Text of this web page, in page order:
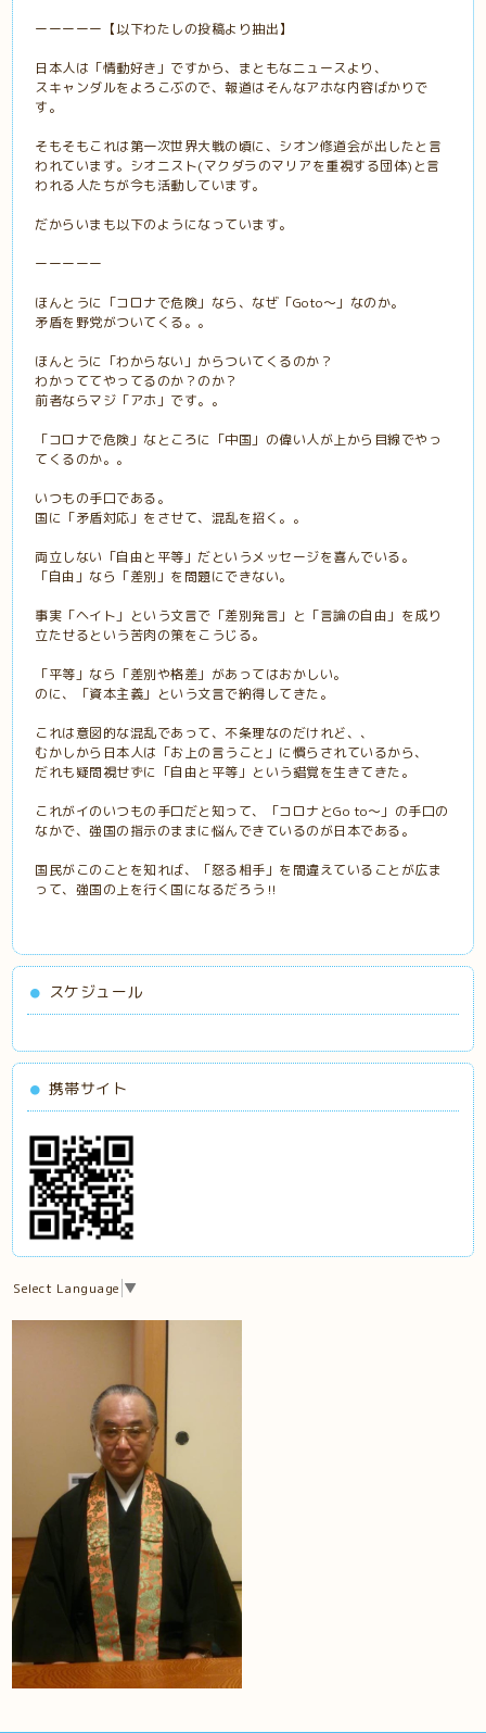
ーーーーー【以下わたしの投稿より抽出】
日本人は「情動好き」ですから、まともなニュースより、
スキャンダルをよろこぶので、報道はそんなアホな内容ばかりで
す。
そもそもこれは第一次世界大戦の頃に、シオン修道会が出したと言
われています。シオニスト(マクダラのマリアを重視する団体)と言
われる人たちが今も活動しています。
だからいまも以下のようになっています。
ーーーーー
ほんとうに「コロナで危険」なら、なぜ「Goto〜」なのか。
矛盾を野党がついてくる。。
ほんとうに「わからない」からついてくるのか？
わかっててやってるのか？のか？
前者ならマジ「アホ」です。。
「コロナで危険」なところに「中国」の偉い人が上から目線でやっ
てくるのか。。
いつもの手口である。
国に「矛盾対応」をさせて、混乱を招く。。
両立しない「自由と平等」だというメッセージを喜んでいる。
「自由」なら「差別」を問題にできない。
事実「ヘイト」という文言で「差別発言」と「言論の自由」を成り
立たせるという苦肉の策をこうじる。
「平等」なら「差別や格差」があってはおかしい。
のに、「資本主義」という文言で納得してきた。
これは意図的な混乱であって、不条理なのだけれど、、
むかしから日本人は「お上の言うこと」に慣らされているから、
だれも疑問視せずに「自由と平等」という錯覚を生きてきた。
これがイのいつもの手口だと知って、「コロナとGo to〜」の手口の
なかで、強国の指示のままに悩んできているのが日本である。
国民がこのことを知れば、「怒る相手」を間違えていることが広ま
って、強国の上を行く国になるだろう‼️
スケジュール
携帯サイト
Select Language ▼